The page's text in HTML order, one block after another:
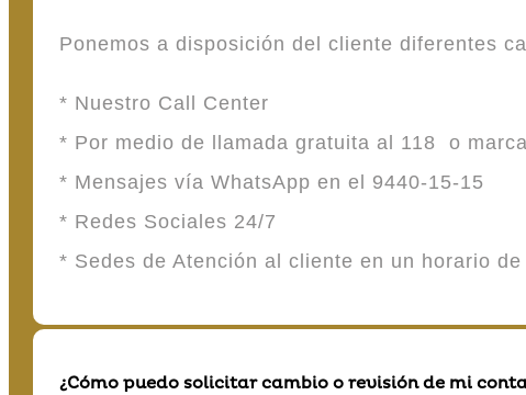
Ponemos a disposición del cliente diferentes
* Nuestro Call Center
* Por medio de llamada gratuita al 118 o
* Mensajes vía WhatsApp en el 9440-15-15
* Redes Sociales 24/7
* Sedes de Atención al cliente en un horario
¿Cómo puedo solicitar cambio o revisión de mi